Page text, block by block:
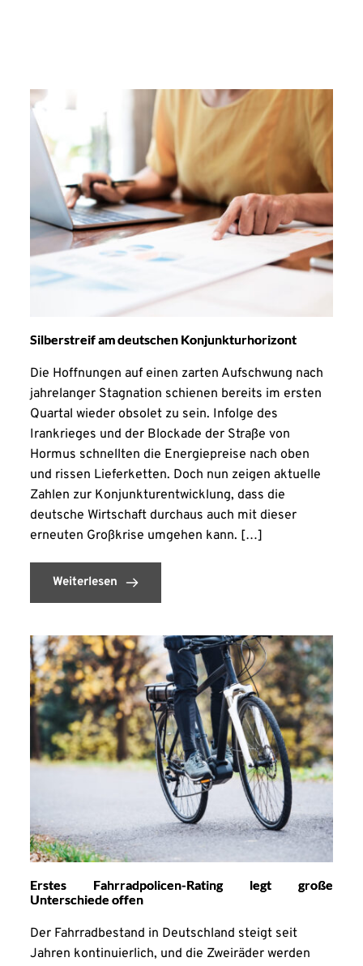
Silberstreif am deutschen Konjunkturhorizont
Die Hoffnungen auf einen zarten Aufschwung nach
jahrelanger Stagnation schienen bereits im ersten
Quartal wieder obsolet zu sein. Infolge des
Irankrieges und der Blockade der Straße von
Hormus schnellten die Energiepreise nach oben
und rissen Lieferketten. Doch nun zeigen aktuelle
Zahlen zur Konjunkturentwicklung, dass die
deutsche Wirtschaft durchaus auch mit dieser
erneuten Großkrise umgehen kann. […]
Weiterlesen
Erstes Fahrradpolicen-Rating legt große
Unterschiede offen
Der Fahrradbestand in Deutschland steigt seit
Jahren kontinuierlich, und die Zweiräder werden